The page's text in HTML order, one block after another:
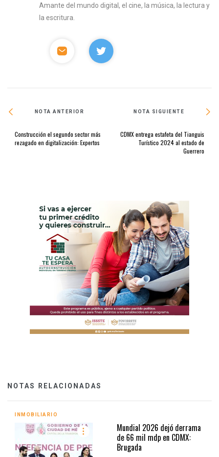
Amante del mundo digital, el cine, la música, la lectura y
la escritura.
NOTA ANTERIOR
Construcción el segundo sector más
rezagado en digitalización: Expertos
NOTA SIGUIENTE
CDMX entrega estafeta del Tianguis
Turístico 2024 al estado de
Guerrero
NOTAS RELACIONADAS
INMOBILIARIO
Mundial 2026 dejó derrama
de 66 mil mdp en CDMX:
Brugada